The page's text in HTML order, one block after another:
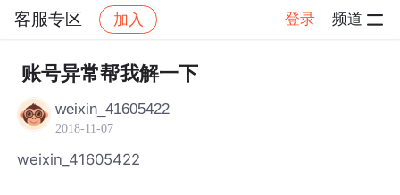
客服专区 加入 登录 频道
社区 客服专区 帖子详情
账号异常帮我解一下
weixin_41605422
2018-11-07
weixin_41605422